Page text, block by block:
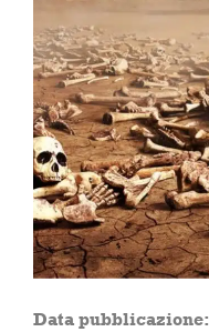
Data pubblicazione: